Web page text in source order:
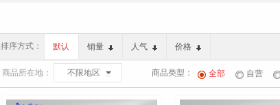
排序方式： 默认 销量 人气 价格
商品所在地： 不限地区 商品类型： 全部 自营